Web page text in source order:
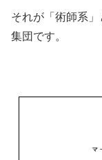
それが「術師系
集団です。